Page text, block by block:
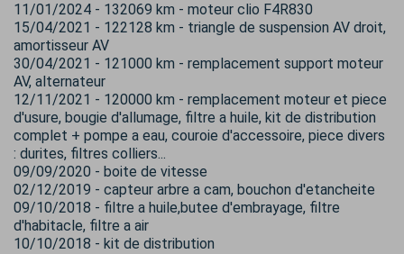
11/01/2024 - 132069 km - moteur clio F4R830
15/04/2021 - 122128 km - triangle de suspension AV droit,
amortisseur AV
30/04/2021 - 121000 km - remplacement support moteur
AV, alternateur
12/11/2021 - 120000 km - remplacement moteur et piece
d'usure, bougie d'allumage, filtre a huile, kit de distribution
complet + pompe a eau, couroie d'accessoire, piece divers
: durites, filtres colliers...
09/09/2020 - boite de vitesse
02/12/2019 - capteur arbre a cam, bouchon d'etancheite
09/10/2018 - filtre a huile,butee d'embrayage, filtre
d'habitacle, filtre a air
10/10/2018 - kit de distribution